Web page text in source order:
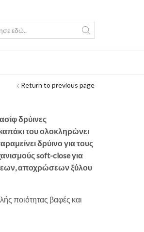
Return to previous page
δρύινες
του ολοκληρώνει
δρύινο για τους
soft-close για
αποχρώσεων ξύλου
ποιότητας βαφές και